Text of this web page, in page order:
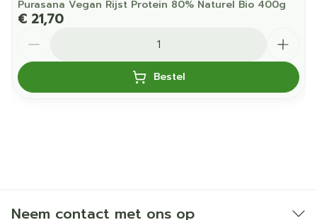
Purasana Vegan Rijst Protein 80% Naturel Bio 400g
€ 21,70
Bestel
Neem contact met ons op